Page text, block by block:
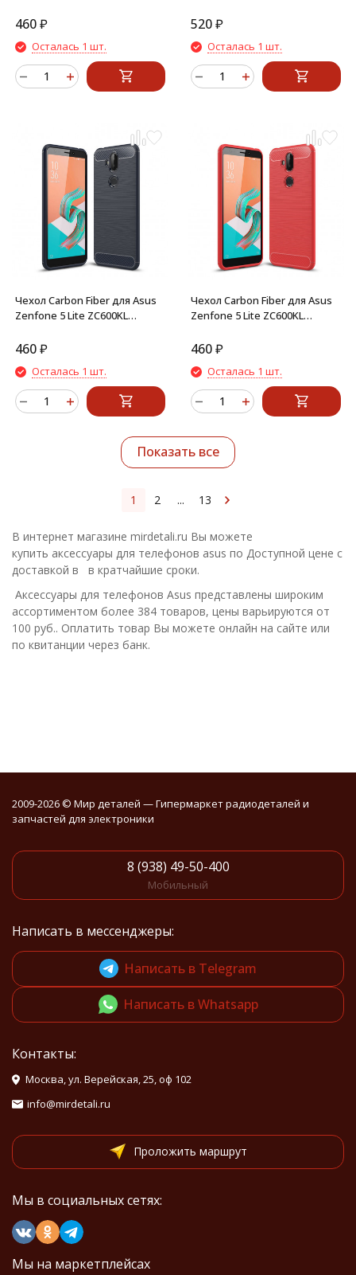
460₽
Осталась 1 шт.
520₽
Осталась 1 шт.
Чехол Carbon Fiber для Asus
Zenfone 5 Lite ZC600KL
460₽
Осталась 1 шт.
Чехол Carbon Fiber для Asus
Zenfone 5 Lite ZC600KL
460₽
Осталась 1 шт.
Показать все
1 2 ... 13
В интернет магазине mirdetali.ru Вы можете
купить аксессуары для телефонов asus по Доступной цене с
доставкой в в кратчайшие сроки.
Аксессуары для телефонов Asus представлены широким
ассортиментом более 384 товаров, цены варьируются от
100 руб.. Оплатить товар Вы можете онлайн на сайте или
по квитанции через банк.
2009-2026 © Мир деталей — Гипермаркет радиодеталей и
запчастей для электроники
8 (938) 49-50-400
Мобильный
Написать в мессенджеры:
Написать в Telegram
Написать в Whatsapp
Контакты:
Москва, ул. Верейская, 25, оф 102
info@mirdetali.ru
Проложить маршрут
Мы в социальных сетях:
Мы на маркетплейсах